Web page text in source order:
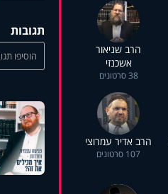
הרב שניאור
אשכנזי
38 סרטונים
הרב אדיר עמרוצי
107 סרטונים
תגובות
הוסיפו